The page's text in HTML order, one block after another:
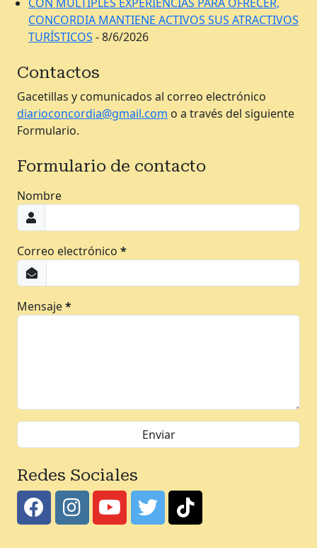
CONCORDIA MANTIENE ACTIVOS SUS ATRACTIVOS
TURÍSTICOS - 8/6/2026
Contactos
Gacetillas y comunicados al correo electrónico
diarioconcordia@gmail.com o a través del siguiente
Formulario.
Formulario de contacto
Nombre
Correo electrónico *
Mensaje*
Redes Sociales